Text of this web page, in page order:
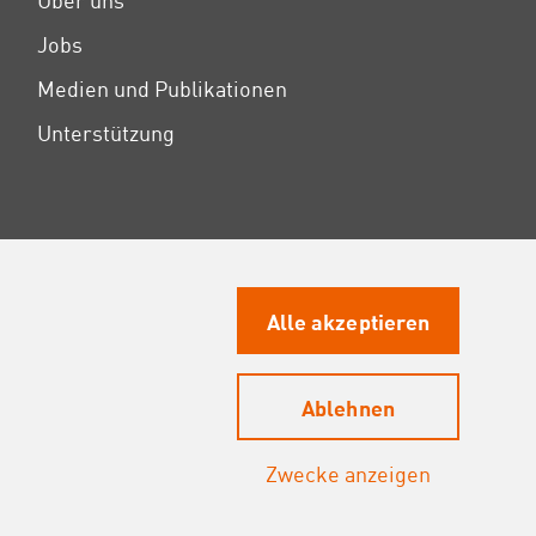
Jobs
Medien und Publikationen
Unterstützung
Alle akzeptieren
Ablehnen
Zwecke anzeigen